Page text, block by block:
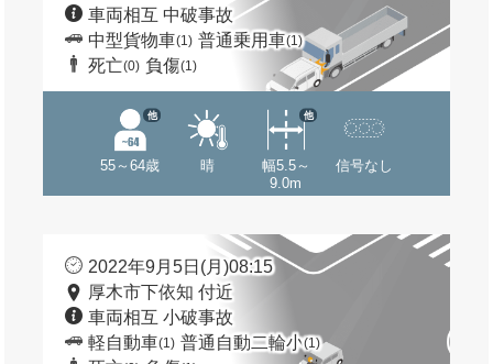
車両相互 中破事故
中型貨物車(1) 普通乗用車(1)
死亡(0) 負傷(1)
55～64歳
他
晴
幅5.5～
9.0m
他
信号なし
2022年9月5日(月)08:15
厚木市下依知 付近
車両相互 小破事故
軽自動車(1) 普通自動二輪小(1)